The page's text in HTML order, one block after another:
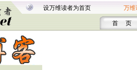
设万维读者为首页 万维
首 页